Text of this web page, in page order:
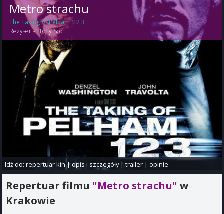
Metro strachu
The Taking of Pelham 1 2 3
Reżyseria:Tony Scott
Idź do:repertuar kin|opis i szczegóły|trailer |opinie
Repertuar filmu "Metro strachu" w
Krakowie